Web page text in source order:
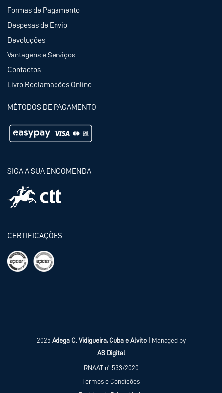
Formas de Pagamento
Despesas de Envio
Devoluções
Vantagens e Serviços
Contactos
Livro Reclamações Online
MÉTODOS DE PAGAMENTO
SIGA A SUA ENCOMENDA
CERTIFICAÇÕES
2025 Adega C. Vidigueira, Cuba e Alvito| Managed by
AS Digital
RNAAT nº 533/2020
Termos e Condições